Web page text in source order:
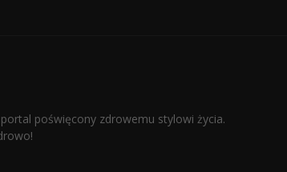
poświęcony zdrowemu stylowi życia.